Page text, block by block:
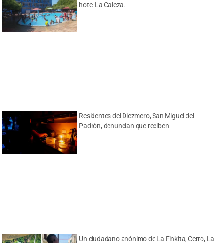
hotel La Caleza,
Residentes del Diezmero, San Miguel del
Padrón, denuncian que reciben
Un ciudadano anónimo de La Finkita, Cerro, La